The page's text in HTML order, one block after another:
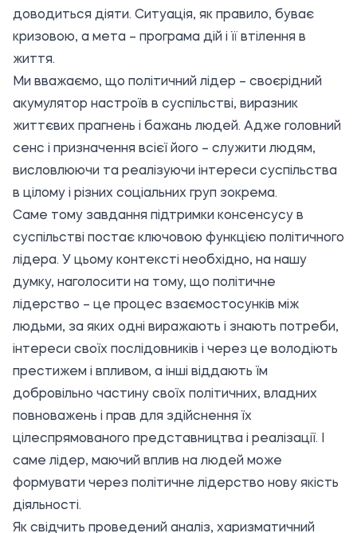
доводиться діяти. Ситуація, як правило, буває
кризовою, а мета – програма дій і її втілення в
життя.
Ми вважаємо, що політичний лідер – своєрідний
акумулятор настроїв в суспільстві, виразник
життєвих прагнень і бажань людей. Адже головний
сенс і призначення всієї його – служити людям,
висловлюючи та реалізуючи інтереси суспільства
в цілому і різних соціальних груп зокрема.
Саме тому завдання підтримки консенсусу в
суспільстві постає ключовою функцією політичного
лідера. У цьому контексті необхідно, на нашу
думку, наголосити на тому, що політичне
лідерство – це процес взаємостосунків між
людьми, за яких одні виражають і знають потреби,
інтереси своїх послідовників і через це володіють
престижем і впливом, а інші віддають їм
добровільно частину своїх політичних, владних
повноважень і прав для здійснення їх
цілеспрямованого представництва і реалізації. І
саме лідер, маючий вплив на людей може
формувати через політичне лідерство нову якість
діяльності.
Як свідчить проведений аналіз, харизматичний